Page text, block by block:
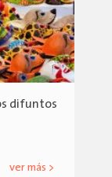
difuntos
ver más >